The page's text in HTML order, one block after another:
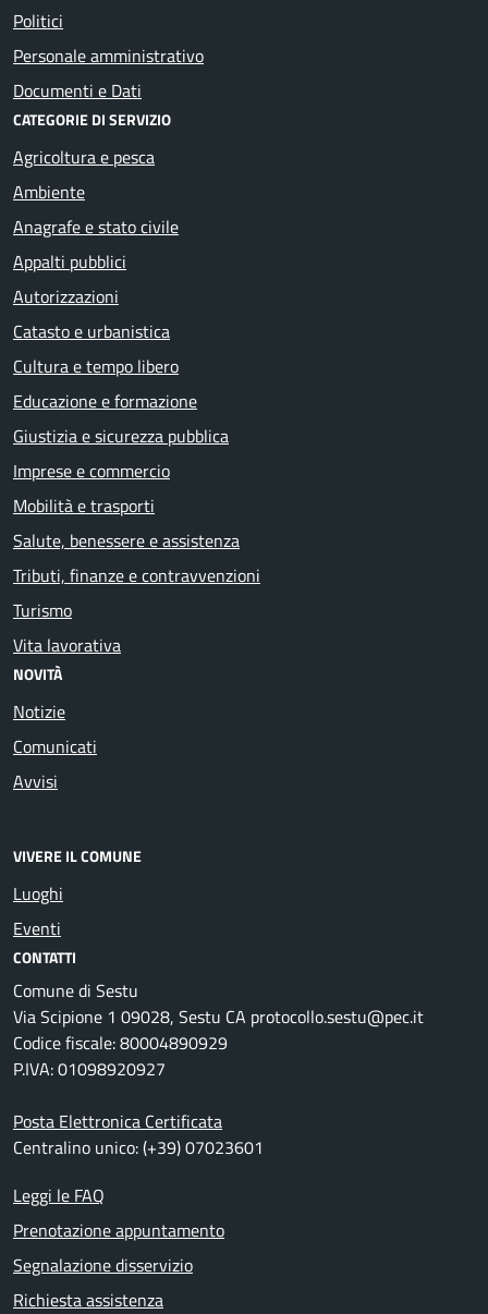
Politici
Personale amministrativo
Documenti e Dati
CATEGORIE DI SERVIZIO
Agricoltura e pesca
Ambiente
Anagrafe e stato civile
Appalti pubblici
Autorizzazioni
Catasto e urbanistica
Cultura e tempo libero
Educazione e formazione
Giustizia e sicurezza pubblica
Imprese e commercio
Mobilità e trasporti
Salute, benessere e assistenza
Tributi, finanze e contravvenzioni
Turismo
Vita lavorativa
NOVITÀ
Notizie
Comunicati
Avvisi
VIVERE IL COMUNE
Luoghi
Eventi
CONTATTI
Comune di Sestu
Via Scipione 1 09028, Sestu CA protocollo.sestu@pec.it
Codice fiscale: 80004890929
P.IVA: 01098920927
Posta Elettronica Certificata
Centralino unico: (+39) 07023601
Leggi le FAQ
Prenotazione appuntamento
Segnalazione disservizio
Richiesta assistenza